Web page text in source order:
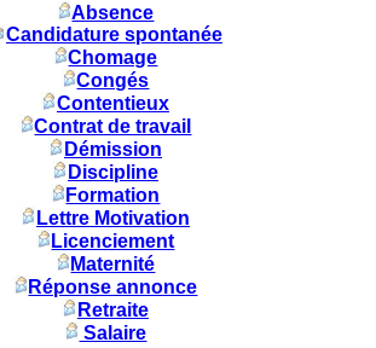
Absence
Candidature spontanée
Chomage
Congés
Contentieux
Contrat de travail
Démission
Discipline
Formation
Lettre Motivation
Licenciement
Maternité
Réponse annonce
Retraite
Salaire